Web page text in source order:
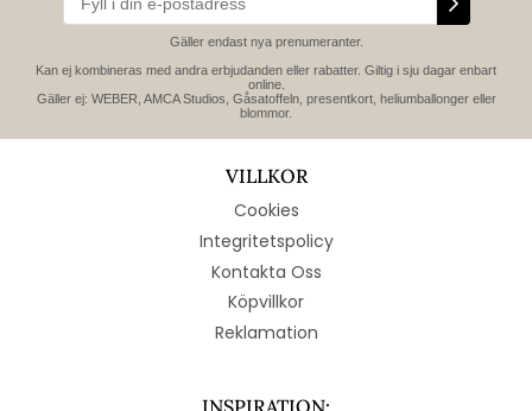
Gäller endast nya prenumeranter.
Kan ej kombineras med andra erbjudanden eller rabatter. Giltig i sju dagar enbart
online.
Gäller ej: WEBER, AMCA Studios, Gåsatoffeln, presentkort, heliumballonger eller
blommor.
VILLKOR
Cookies
Integritetspolicy
Kontakta Oss
Köpvillkor
Reklamation
INSPIRATION: